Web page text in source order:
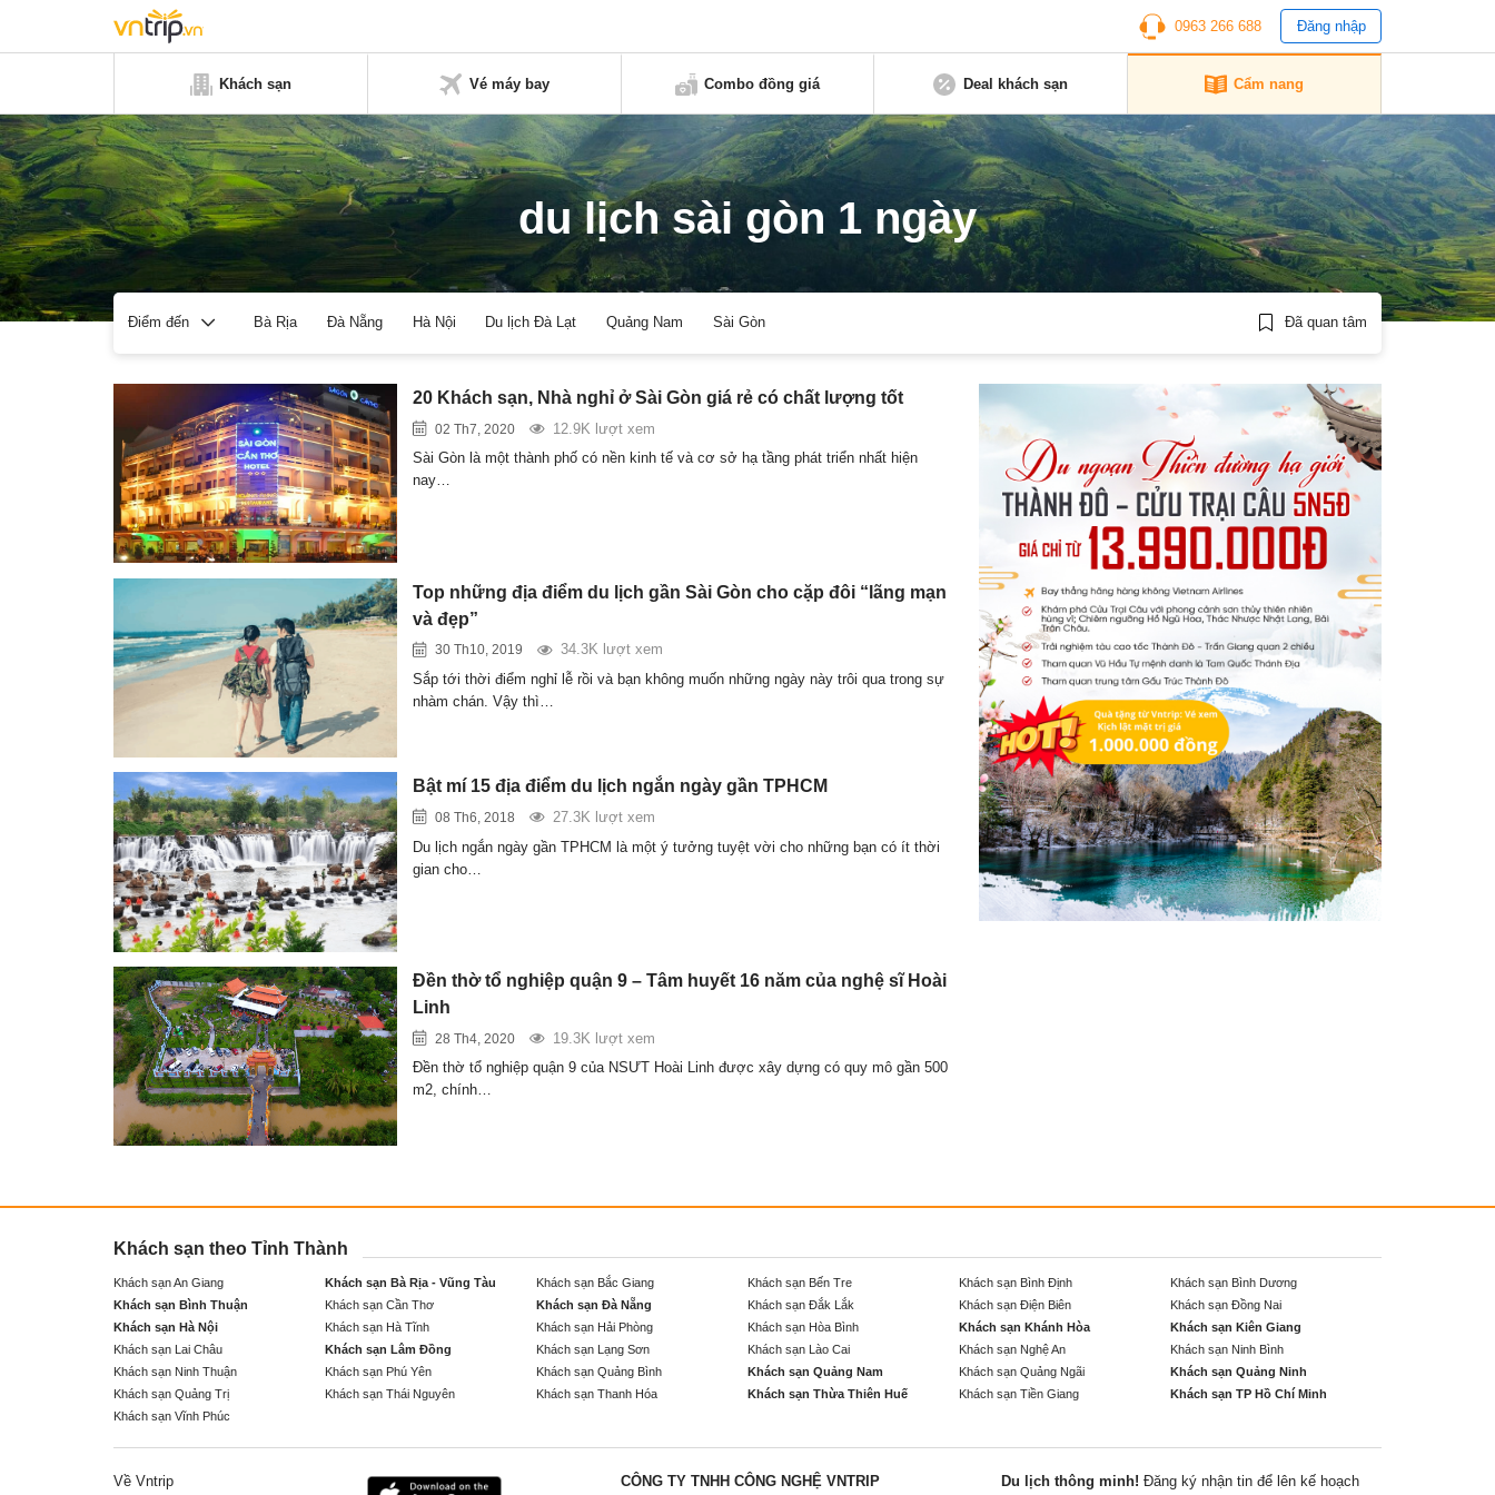
0963 266 688 Đăng nhập
Khách sạn Vé máy bay Combo đồng giá Deal khách sạn Cẩm nang
du lịch sài gòn 1 ngày
Điểm đến Bà Rịa Đà Nẵng Hà Nội Du lịch Đà Lạt Quảng Nam Sài Gòn Đã quan tâm
20 Khách sạn, Nhà nghỉ ở Sài Gòn giá rẻ có chất lượng tốt
02 Th7, 2020
12.9K lượt xem
Sài Gòn là một thành phố có nền kinh tế và cơ sở hạ tầng phát triển nhất hiện
nay…
Top những địa điểm du lịch gần Sài Gòn cho cặp đôi “lãng mạn
và đẹp”
30 Th10, 2019
34.3K lượt xem
Sắp tới thời điểm nghỉ lễ rồi và bạn không muốn những ngày này trôi qua trong sự
nhàm chán. Vậy thì…
Bật mí 15 địa điểm du lịch ngắn ngày gần TPHCM
08 Th6, 2018
27.3K lượt xem
Du lịch ngắn ngày gần TPHCM là một ý tưởng tuyệt vời cho những bạn có ít thời
gian cho…
Đền thờ tổ nghiệp quận 9 – Tâm huyết 16 năm của nghệ sĩ Hoài
Linh
28 Th4, 2020
19.3K lượt xem
Đền thờ tổ nghiệp quận 9 của NSƯT Hoài Linh được xây dựng có quy mô gần 500
m2, chính…
Khách sạn theo Tỉnh Thành
Khách sạn An Giang Khách sạn Bà Rịa - Vũng Tàu Khách sạn Bắc Giang Khách sạn Bến Tre Khách sạn Bình Định
Khách sạn Bình Dương
Khách sạn Bình Thuận
Khách sạn Cần Thơ Khách sạn Đà Nẵng Khách sạn Đắk Lắk Khách sạn Điện Biên
Khách sạn Đồng Nai
Khách sạn Hà Nội
Khách sạn Hà Tĩnh Khách sạn Hải Phòng Khách sạn Hòa Bình Khách sạn Khánh Hòa
Khách sạn Kiên Giang
Khách sạn Lai Châu
Khách sạn Lâm Đồng Khách sạn Lạng Sơn Khách sạn Lào Cai Khách sạn Nghệ An
Khách sạn Ninh Bình
Khách sạn Ninh Thuận
Khách sạn Phú Yên Khách sạn Quảng Bình Khách sạn Quảng Nam Khách sạn Quảng Ngãi
Khách sạn Quảng Ninh
Khách sạn Quảng Trị
Khách sạn Thái Nguyên Khách sạn Thanh Hóa Khách sạn Thừa Thiên Huế Khách sạn Tiền Giang
Khách sạn TP Hồ Chí Minh
Khách sạn Vĩnh Phúc
Về Vntrip CÔNG TY TNHH CÔNG NGHỆ VNTRIP Du lịch thông minh! Đăng ký nhận tin để lên kế hoạch